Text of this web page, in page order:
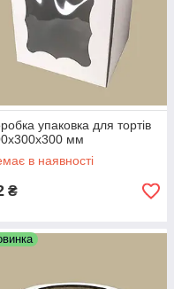
упаковка для тортів
мм
в наявності
₴